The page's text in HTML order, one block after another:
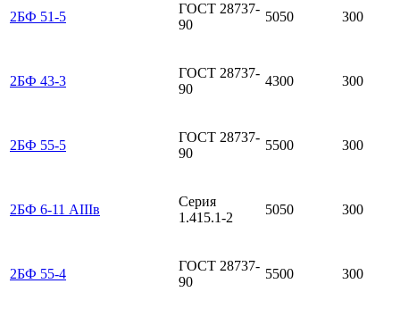
2БФ 51-5
ГОСТ 28737-
90
5050 300
2БФ 43-3
ГОСТ 28737-
90
4300 300
2БФ 55-5
ГОСТ 28737-
90
5500 300
2БФ 6-11 АIIIв
Серия
1.415.1-2
5050 300
2БФ 55-4
ГОСТ 28737-
90
5500 300